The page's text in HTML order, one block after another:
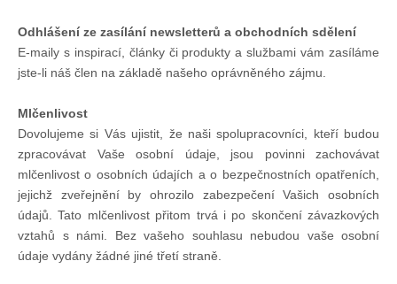
Odhlášení ze zasílání newsletterů a obchodních sdělení
E-maily s inspirací, články či produkty a službami vám zasíláme
jste-li náš člen na základě našeho oprávněného zájmu.
Mlčenlivost
Dovolujeme si Vás ujistit, že naši spolupracovníci, kteří budou
zpracovávat Vaše osobní údaje, jsou povinni zachovávat
mlčenlivost o osobních údajích a o bezpečnostních opatřeních,
jejichž zveřejnění by ohrozilo zabezpečení Vašich osobních
údajů. Tato mlčenlivost přitom trvá i po skončení závazkových
vztahů s námi. Bez vašeho souhlasu nebudou vaše osobní
údaje vydány žádné jiné třetí straně.